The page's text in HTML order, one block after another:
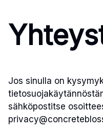
Jos sinulla on
sähköpostitse